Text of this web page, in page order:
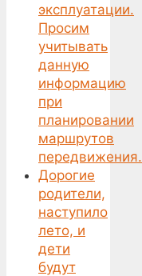
эксплуатации.
Просим
учитывать
данную
информацию
при
планировании
маршрутов
передвижения.
Дорогие
родители,
наступило
лето, и
дети
будут